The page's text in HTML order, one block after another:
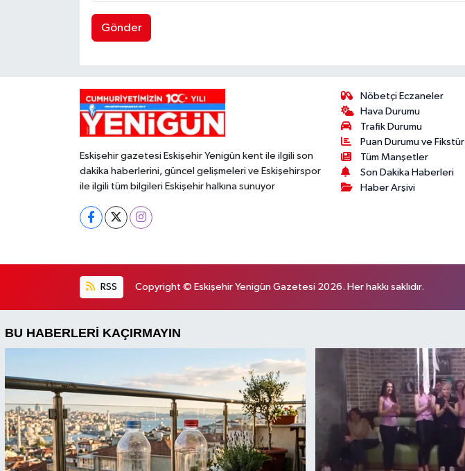
Gönder
Eskişehir gazetesi Eskişehir Yenigün kent ile ilgili son
dakika haberlerini, güncel gelişmeleri ve Eskişehirspor
ile ilgili tüm bilgileri Eskişehir halkına sunuyor
Nöbetçi Eczaneler
Hava Durumu
Trafik Durumu
Puan Durumu ve Fikstür
Tüm Manşetler
Son Dakika Haberleri
Haber Arşivi
RSS Copyright © Eskişehir Yenigün Gazetesi 2026. Her hakkı saklıdır.